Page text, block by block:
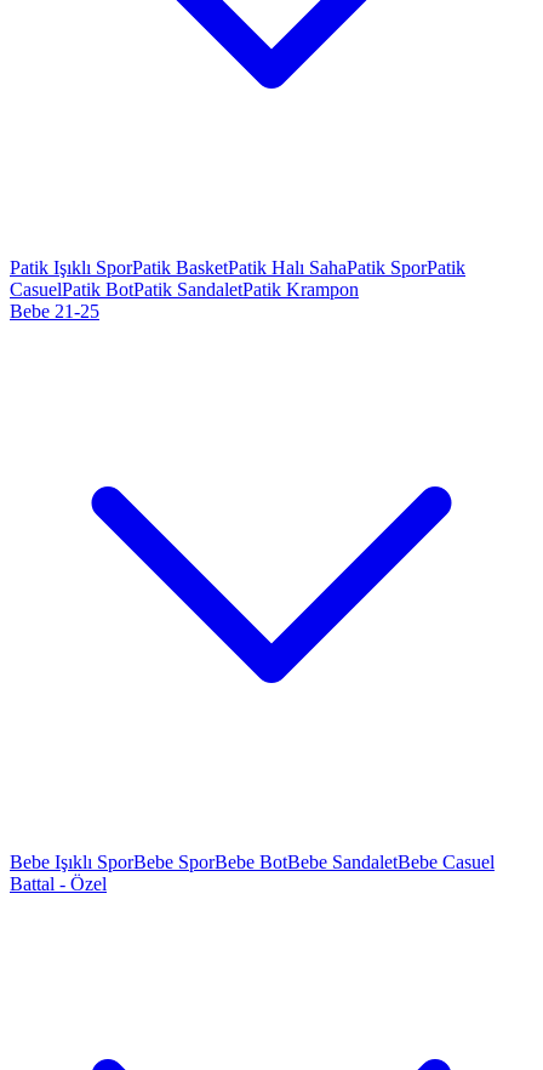
Patik Işıklı SporPatik BasketPatik Halı SahaPatik SporPatik
CasuelPatik BotPatik SandaletPatik Krampon
Bebe 21-25
Bebe Işıklı SporBebe SporBebe BotBebe SandaletBebe Casuel
Battal - Özel